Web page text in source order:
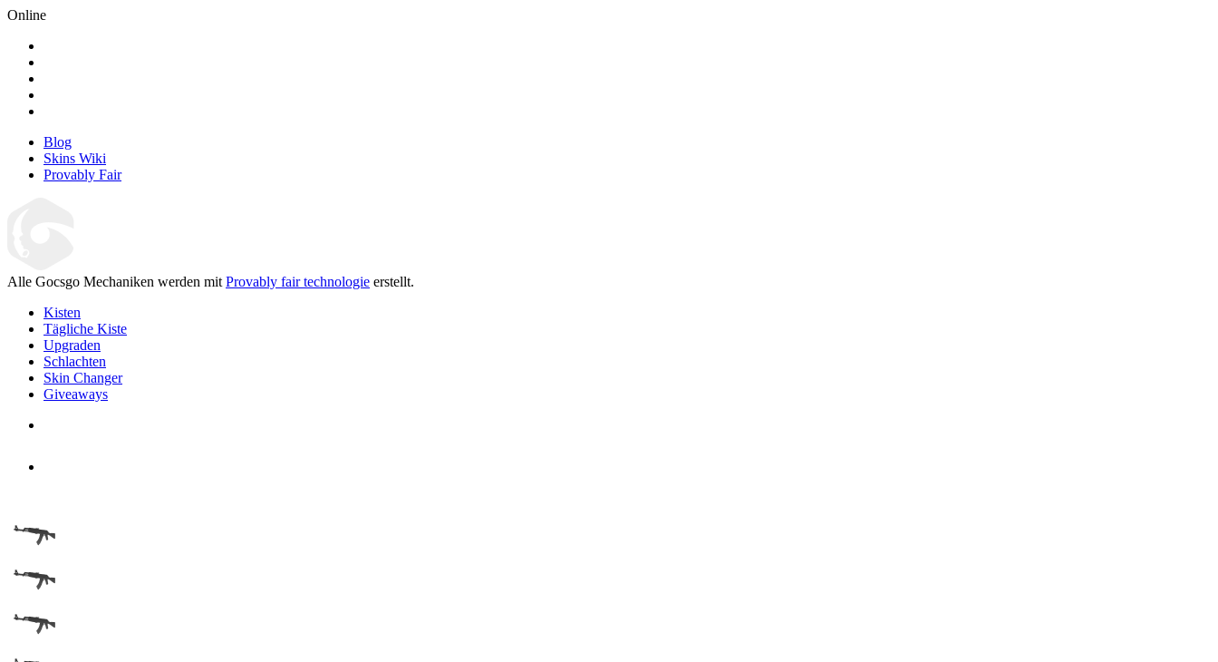
Online
Blog
Skins Wiki
Provably Fair
Alle Gocsgo Mechaniken werden mit Provably fair technologie erstellt.
Kisten
Tägliche Kiste
Upgraden
Schlachten
Skin Changer
Giveaways